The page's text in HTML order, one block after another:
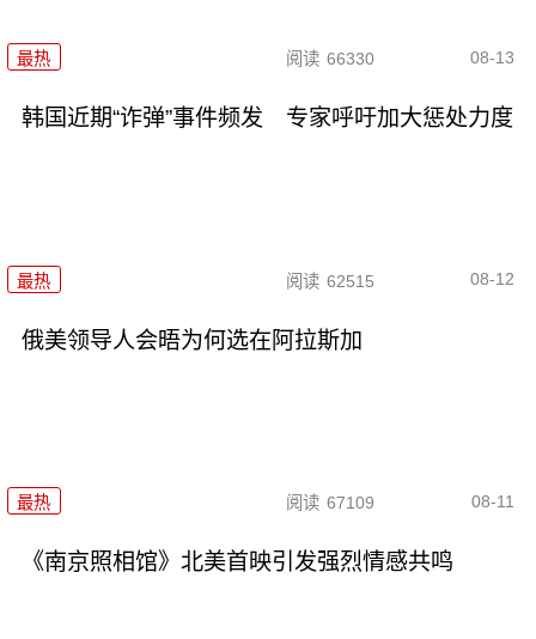
最热 阅读 66330 08-13
韩国近期“诈弹”事件频发 专家呼吁加大惩处力度
最热 阅读 62515 08-12
俄美领导人会晤为何选在阿拉斯加
最热 阅读 67109 08-11
《南京照相馆》北美首映引发强烈情感共鸣